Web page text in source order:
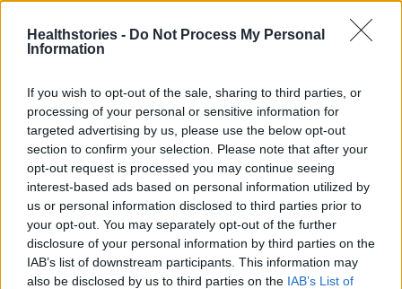
Healthstories - Do Not Process My Personal
Information
If you wish to opt-out of the sale, sharing to third parties, or
processing of your personal or sensitive information for
targeted advertising by us, please use the below opt-out
section to confirm your selection. Please note that after your
opt-out request is processed you may continue seeing
interest-based ads based on personal information utilized by
us or personal information disclosed to third parties prior to
your opt-out. You may separately opt-out of the further
disclosure of your personal information by third parties on the
IAB’s list of downstream participants. This information may
also be disclosed by us to third parties on the IAB’s List of
9 πράγματα που δεν πρέπει να
λέτε σε έναν επισκέπτη
27 Φεβρουαρίου 2026
Πάνω από 100 μωρά έχουν
γεννηθεί μέσω εξωσωματικής, με
την υποστήριξη της Be-Live
27 Φεβρουαρίου 2026